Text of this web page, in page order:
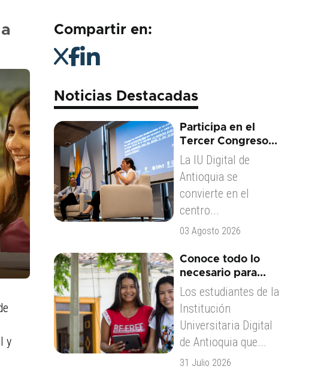
y
Compartir en:
Noticias Destacadas
Participa en el
Tercer Congreso...
La IU Digital de
Antioquia se
convierte en el
centro...
03 Agosto 2026
Conoce todo lo
necesario para...
Los estudiantes de la
Institución
Universitaria Digital
de Antioquia que...
31 Julio 2026